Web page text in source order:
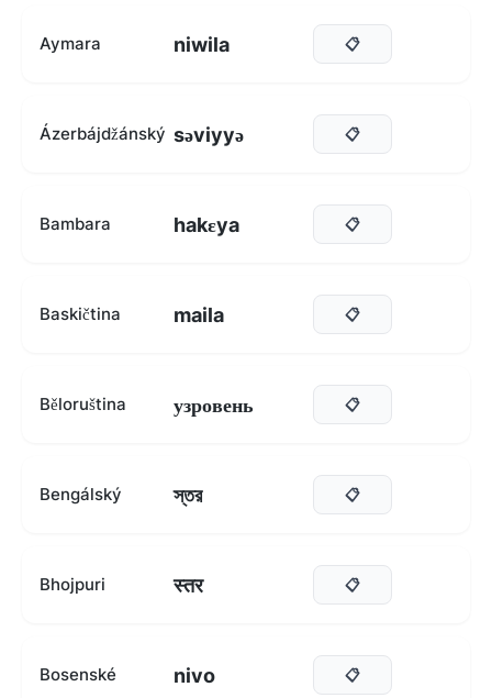
Aymara niwila 📋
Ázerbájdžánský səviyyə 📋
Bambara hakɛya 📋
Baskičtina maila 📋
Běloruština узровень 📋
Bengálský স্তর 📋
Bhojpuri स्तर 📋
Bosenské nivo 📋